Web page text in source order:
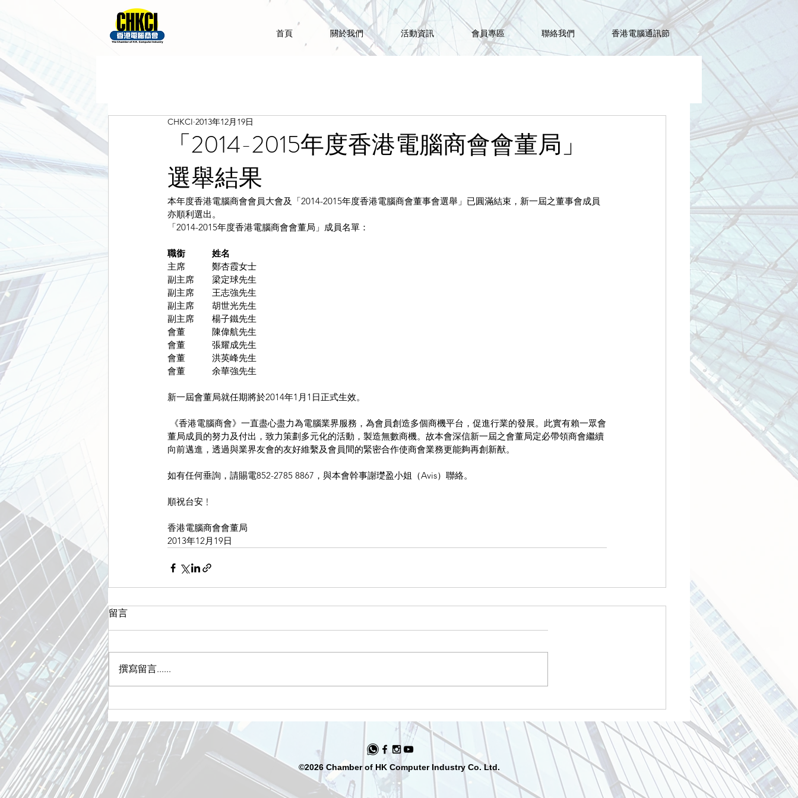
首頁 關於我們 活動資訊 會員專區 聯絡我們 香港電腦通訊節
「2014-2015年度香港電腦商會會董局」
選舉結果
CHKCI 2013年12月19日
本年度香港電腦商會會員大會及「2014-2015年度香港電腦商會董事會選舉」已圓滿結束，新一屆之董事會成員
亦順利選出。
「2014-2015年度香港電腦商會會董局」成員名單：
職銜　　　姓名
主席　　　鄭杏霞女士
副主席　　梁定球先生
副主席　　王志強先生
副主席　　胡世光先生
副主席　　楊子鐵先生
會董　　　陳偉航先生
會董　　　張耀成先生
會董　　　洪英峰先生
會董　　　余華強先生
新一屆會董局就任期將於2014年1月1日正式生效。
《香港電腦商會》一直盡心盡力為電腦業界服務，為會員創造多個商機平台，促進行業的發展。此實有賴一眾會
董局成員的努力及付出，致力策劃多元化的活動，製造無數商機。故本會深信新一屆之會董局定必帶領商會繼續
向前邁進，透過與業界友會的友好維繫及會員間的緊密合作使商會業務更能夠再創新猷。
如有任何垂詢，請賜電852-2785 8867，與本會幹事謝璴盈小姐（Avis）聯絡。
順祝台安﹗
香港電腦商會會董局
2013年12月19日
留言
撰寫留言......
©2026 Chamber of HK Computer Industry Co. Ltd.